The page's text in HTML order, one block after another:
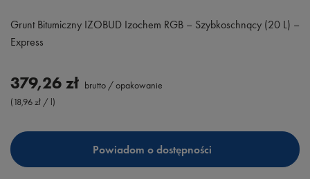
Grunt Bitumiczny IZOBUD Izochem RGB – Szybkoschnący (20 L) –
Express
379,26 zł brutto /opakowanie
(18,96 zł / l)
Powiadom o dostępności